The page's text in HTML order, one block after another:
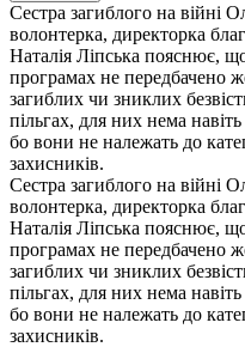
Сестра загиблого на війні
волонтерка, директорка
Наталія Ліпська пояснює,
програмах не передбачено
загиблих чи зниклих
пільгах, для них нема
бо вони не належать до
захисників.
Сестра загиблого на війні
волонтерка, директорка
Наталія Ліпська пояснює,
програмах не передбачено
загиблих чи зниклих
пільгах, для них нема
бо вони не належать до
захисників.